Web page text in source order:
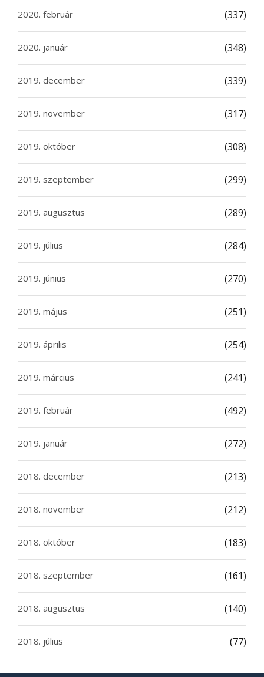
2020. február (337)
2020. január (348)
2019. december (339)
2019. november (317)
2019. október (308)
2019. szeptember (299)
2019. augusztus (289)
2019. július (284)
2019. június (270)
2019. május (251)
2019. április (254)
2019. március (241)
2019. február (492)
2019. január (272)
2018. december (213)
2018. november (212)
2018. október (183)
2018. szeptember (161)
2018. augusztus (140)
2018. július (77)